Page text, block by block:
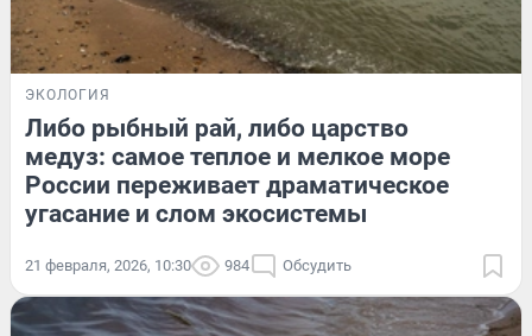
ЭКОЛОГИЯ
Либо рыбный рай, либо царство
медуз: самое теплое и мелкое море
России переживает драматическое
угасание и слом экосистемы
21 февраля, 2026, 10:30 984 Обсудить